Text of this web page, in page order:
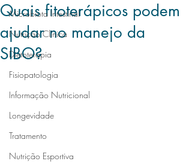
Microbiota Intestinal
Nutrição Clínica
Dietoterapia
Fisiopatologia
Informação Nutricional
Longevidade
Tratamento
Nutrição Esportiva
Quais fitoterápicos podem
ajudar no manejo da
SIBO?